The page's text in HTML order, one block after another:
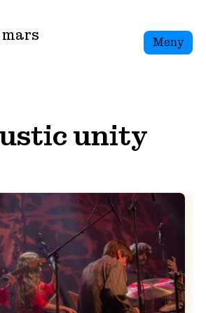
mars
Meny
unity